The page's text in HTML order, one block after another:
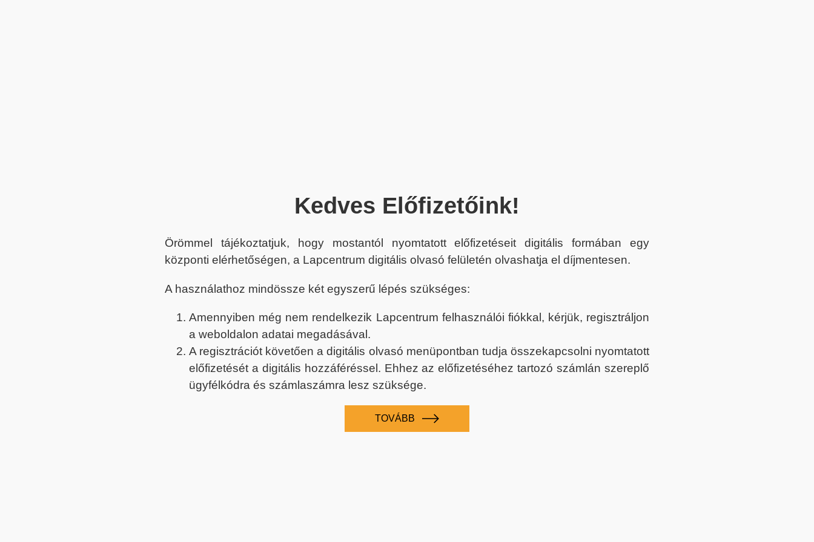
Kedves Előfizetőink!
Örömmel tájékoztatjuk, hogy mostantól nyomtatott előfizetéseit digitális formában egy
központi elérhetőségen, a Lapcentrum digitális olvasó felületén olvashatja el díjmentesen.
A használathoz mindössze két egyszerű lépés szükséges:
Amennyiben még nem rendelkezik Lapcentrum felhasználói fiókkal, kérjük, regisztráljon
a weboldalon adatai megadásával.
A regisztrációt követően a digitális olvasó menüpontban tudja összekapcsolni nyomtatott
előfizetését a digitális hozzáféréssel. Ehhez az előfizetéséhez tartozó számlán szereplő
ügyfélkódra és számlaszámra lesz szüksége.
TOVÁBB